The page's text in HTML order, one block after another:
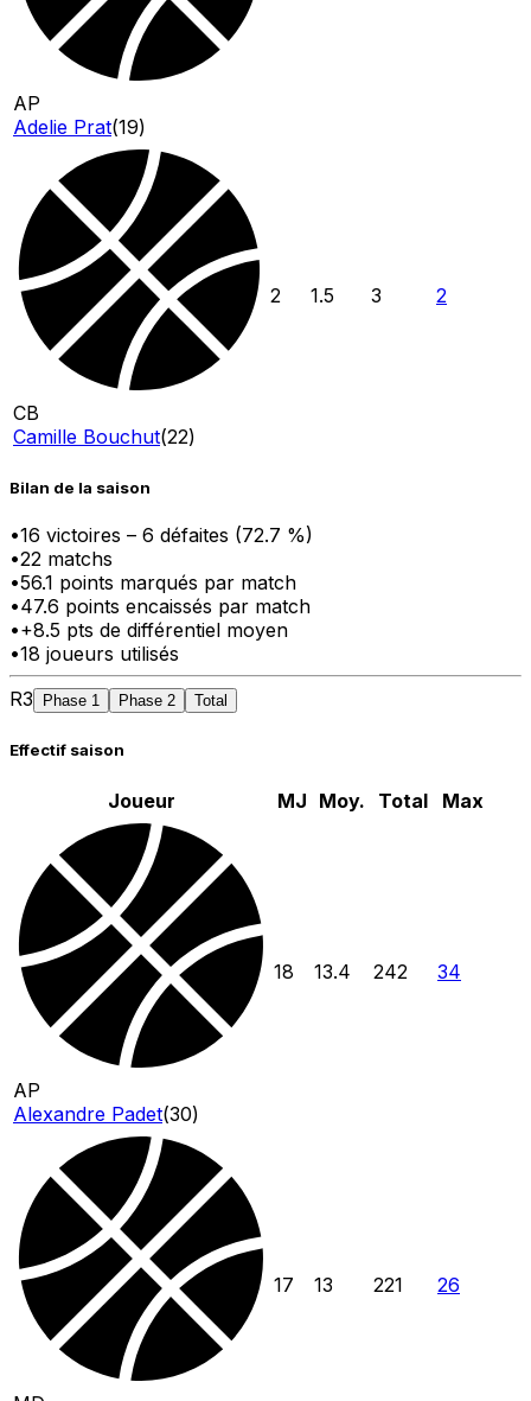
AP
Adelie Prat(19)
CB
Camille Bouchut(22)
2 1.5 3 2
Bilan de la saison
•16 victoires – 6 défaites (72.7 %)
•22 matchs
•56.1 points marqués par match
•47.6 points encaissés par match
•+8.5 pts de différentiel moyen
•18 joueurs utilisés
R3
Phase 1 Phase 2 Total
Effectif saison
Joueur MJ Moy. Total Max
AP
Alexandre Padet(30)
18 13.4 242 34
17 13 221 26